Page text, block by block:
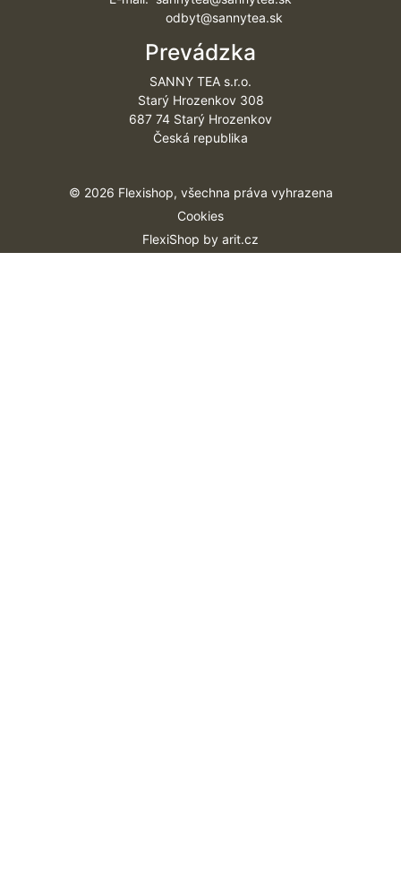
odbyt@sannytea.sk
Prevádzka
SANNY TEA s.r.o.
Starý Hrozenkov 308
687 74 Starý Hrozenkov
Česká republika
© 2026 Flexishop, všechna práva vyhrazena
Cookies
FlexiShop by arit.cz